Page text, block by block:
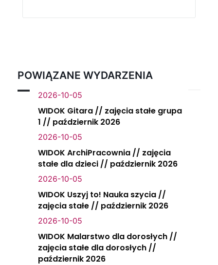
POWIĄZANE WYDARZENIA
2026-10-05
WIDOK Gitara // zajęcia stałe grupa
1 // październik 2026
2026-10-05
WIDOK ArchiPracownia // zajęcia
stałe dla dzieci // październik 2026
2026-10-05
WIDOK Uszyj to! Nauka szycia //
zajęcia stałe // październik 2026
2026-10-05
WIDOK Malarstwo dla dorosłych //
zajęcia stałe dla dorosłych //
październik 2026